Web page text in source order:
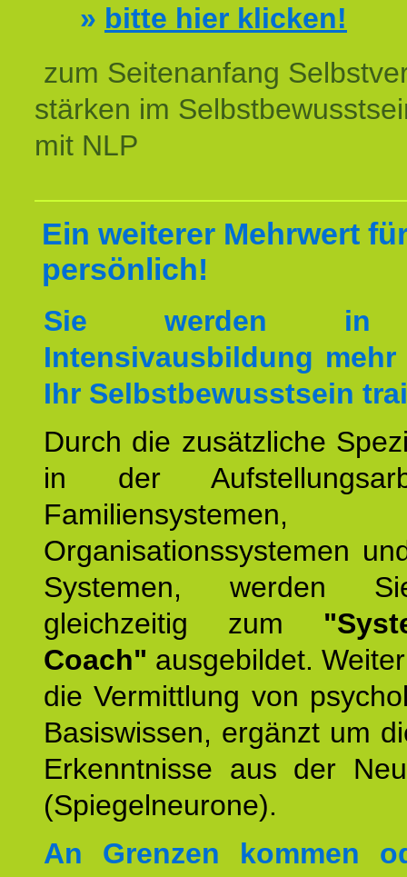
» bitte hier klicken!
zum Seitenanfang
stärken im
mit NLP
Ein weiterer Mehrwert
persönlich!
Sie werden in
Intensivausbildung
Ihr Selbstbewusstsein
Durch die zusätzliche
in der
Familiensystemen,
Organisationssystemen
Systemen, werden
gleichzeitig zum
Coach" ausgebildet.
die Vermittlung von
Basiswissen, ergänzt um
Erkenntnisse aus der
(Spiegelneurone).
An Grenzen kommen